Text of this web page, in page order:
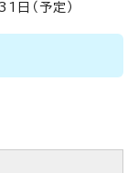
（予定）